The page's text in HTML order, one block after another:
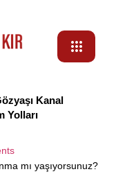
Kanal
Yolları
mı yaşıyorsunuz?